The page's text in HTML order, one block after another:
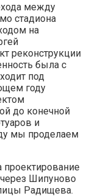
между
стадиона
на
реконструкции
была с
под
году
до конечной
и
мы проделаем
Шипуново
Радищева.